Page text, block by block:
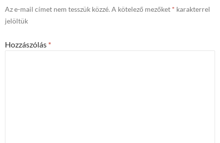
Az e-mail címet nem tesszük közzé. A kötelező mezőket * karakterrel
jelöltük
Hozzászólás *